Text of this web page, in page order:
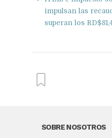
impulsan las
superan los
From this category »
SOBRE NOSOTROS